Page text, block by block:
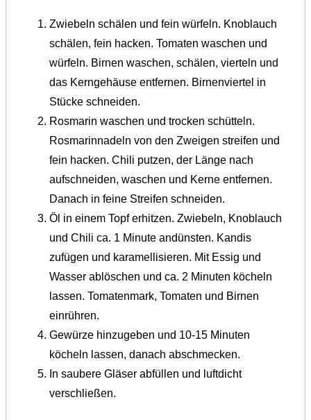
Zwiebeln schälen und fein würfeln. Knoblauch
schälen, fein hacken. Tomaten waschen und
würfeln. Birnen waschen, schälen, vierteln und
das Kerngehäuse entfernen. Birnenviertel in
Stücke schneiden.
Rosmarin waschen und trocken schütteln.
Rosmarinnadeln von den Zweigen streifen und
fein hacken. Chili putzen, der Länge nach
aufschneiden, waschen und Kerne entfernen.
Danach in feine Streifen schneiden.
Öl in einem Topf erhitzen. Zwiebeln, Knoblauch
und Chili ca. 1 Minute andünsten. Kandis
zufügen und karamellisieren. Mit Essig und
Wasser ablöschen und ca. 2 Minuten köcheln
lassen. Tomatenmark, Tomaten und Birnen
einrühren.
Gewürze hinzugeben und 10-15 Minuten
köcheln lassen, danach abschmecken.
In saubere Gläser abfüllen und luftdicht
verschließen.